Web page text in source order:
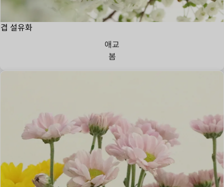
겹 설유화
애교
봄